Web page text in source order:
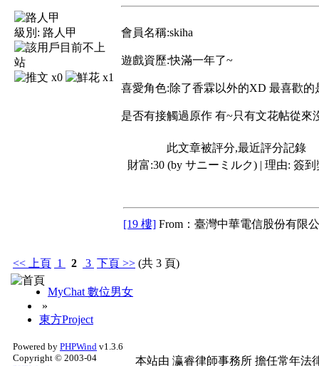
級別: 路人甲
x0 x1
會員名稱:skiha
遊戲資歷:快滿一年了~
喜愛角色:除了香霖以外的XD 最喜歡的
是否有接觸過原作 有~只有文花帖從來
此文章被評分,最近評分記錄
財富:30 (by サニーミルク) | 理由: 簽到
[19 樓] From：臺灣中華電信股份有限
<< 上頁 1 2 3 下頁 >> (共 3 頁)
MyChat 數位男女
»
東方Project
Powered by PHPWind v1.3.6
Copyright © 2003-04
本站由 瀛睿律師事務所 擔任常年法